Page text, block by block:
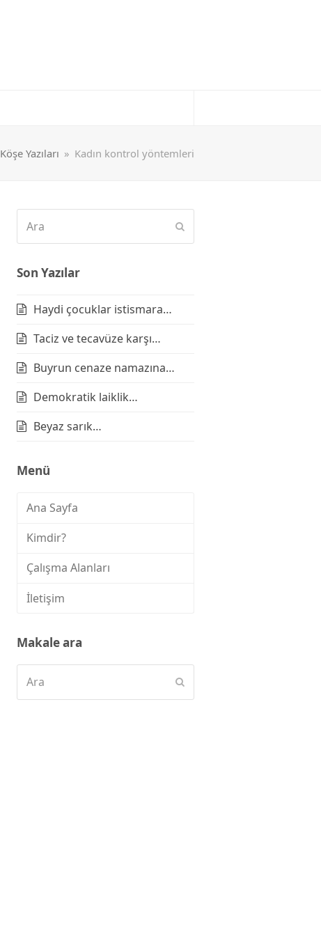
Köşe Yazıları » Kadın kontrol yöntemleri
Son Yazılar
Haydi çocuklar istismara…
Taciz ve tecavüze karşı…
Buyrun cenaze namazına…
Demokratik laiklik…
Beyaz sarık…
Menü
Ana Sayfa
Kimdir?
Çalışma Alanları
İletişim
Makale ara